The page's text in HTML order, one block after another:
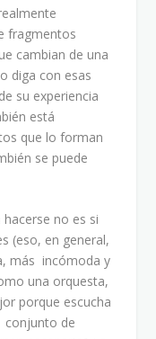
fragmentos
cambian de una
diga con esas
su experiencia
está
que lo forman
se puede
no es si
(eso, en general,
más incómoda y
una orquesta,
porque escucha
conjunto de